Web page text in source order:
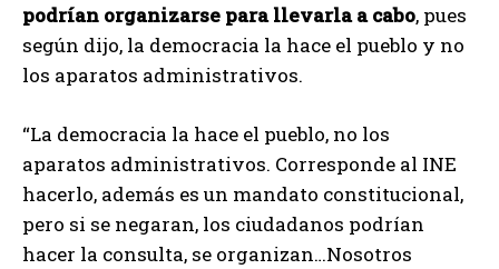
podrían organizarse para llevarla a cabo, pues
según dijo, la democracia la hace el pueblo y no
los aparatos administrativos.
“La democracia la hace el pueblo, no los
aparatos administrativos. Corresponde al INE
hacerlo, además es un mandato constitucional,
pero si se negaran, los ciudadanos podrían
hacer la consulta, se organizan…Nosotros